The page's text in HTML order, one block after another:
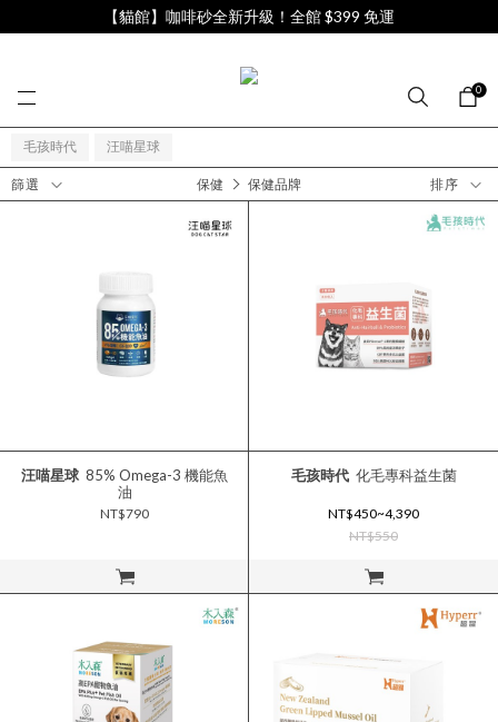
【貓館】咖啡砂全新升級！全館 $399 免運
0
篩選 排序
保健 保健品牌
毛孩時代 汪喵星球
立即購買
汪喵星球
油
NT$790
立即購買
毛孩時代 化毛專科益生菌
NT$450~4,390
NT$550